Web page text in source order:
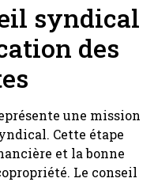
syndical
des
une mission
Cette étape
et la bonne
Le conseil